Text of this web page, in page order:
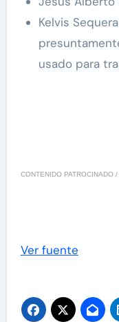
Kelvis
usado para
CONTENIDO PATROCINADO
Ver fuente